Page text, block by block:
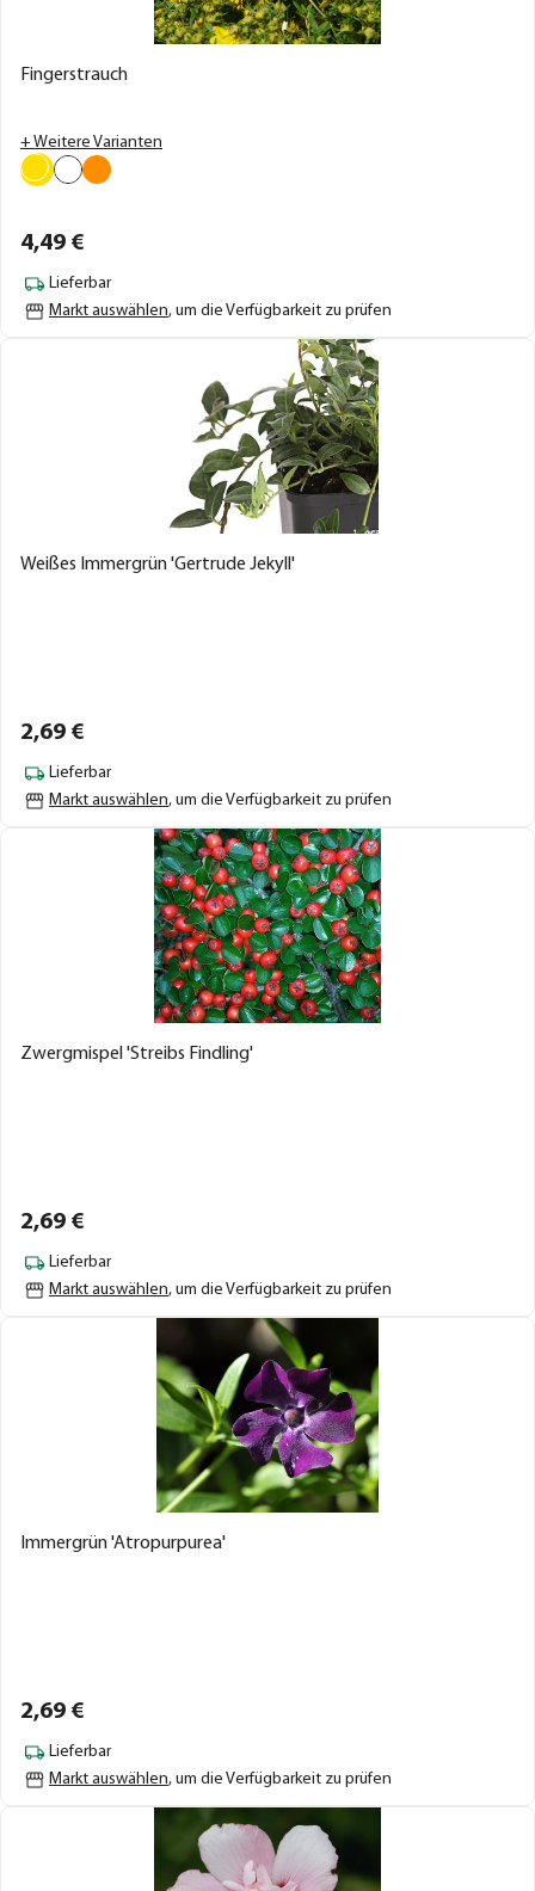
Fingerstrauch
+ Weitere Varianten
4,49 €
Lieferbar
Markt auswählen, um die Verfügbarkeit zu prüfen
Weißes Immergrün 'Gertrude Jekyll'
2,69 €
Lieferbar
Markt auswählen, um die Verfügbarkeit zu prüfen
Zwergmispel 'Streibs Findling'
2,69 €
Lieferbar
Markt auswählen, um die Verfügbarkeit zu prüfen
Immergrün 'Atropurpurea'
2,69 €
Lieferbar
Markt auswählen, um die Verfügbarkeit zu prüfen